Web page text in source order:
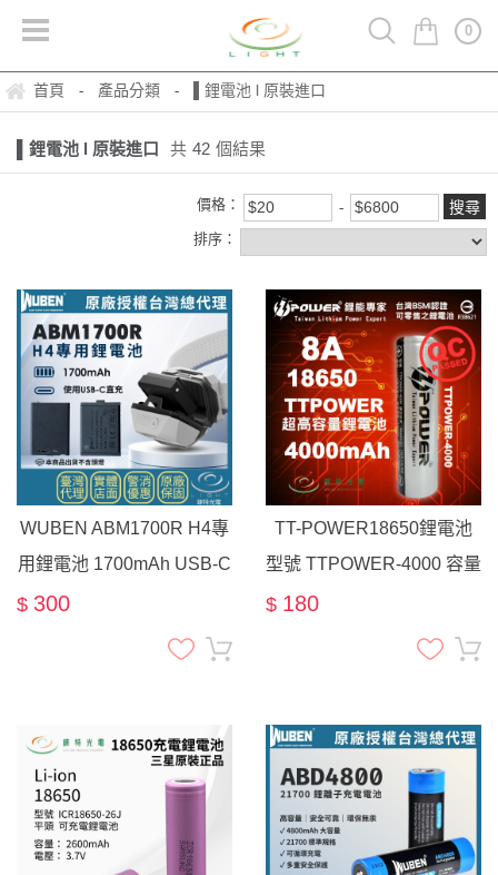
0
首頁 - 產品分類 - ▌鋰電池 l 原裝進口
▌鋰電池 l 原裝進口 共 42 個結果
價格：
排序：
WUBEN ABM1700R H4專
用鋰電池 1700mAh USB-C
$ 300
TT-POWER18650鋰電池
型號 TTPOWER-4000 容量
$ 180